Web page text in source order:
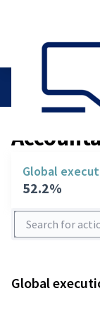
Accountability/
Global
52.2%
Search for actions
Global